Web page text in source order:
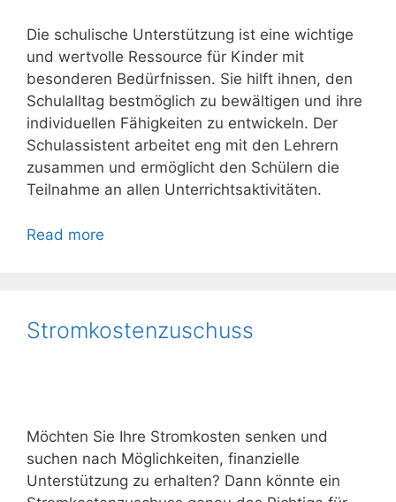
Die schulische Unterstützung ist eine wichtige
und wertvolle Ressource für Kinder mit
besonderen Bedürfnissen. Sie hilft ihnen, den
Schulalltag bestmöglich zu bewältigen und ihre
individuellen Fähigkeiten zu entwickeln. Der
Schulassistent arbeitet eng mit den Lehrern
zusammen und ermöglicht den Schülern die
Teilnahme an allen Unterrichtsaktivitäten.
Read more
Stromkostenzuschuss
Möchten Sie Ihre Stromkosten senken und
suchen nach Möglichkeiten, finanzielle
Unterstützung zu erhalten? Dann könnte ein